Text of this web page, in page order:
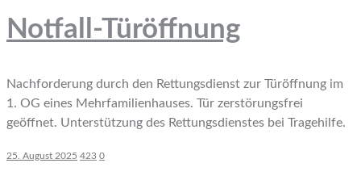
Notfall-Türöffnung
Nachforderung durch den Rettungsdienst zur Türöffnung im
1. OG eines Mehrfamilienhauses. Tür zerstörungsfrei
geöffnet. Unterstützung des Rettungsdienstes bei Tragehilfe.
25. August 2025 423 0